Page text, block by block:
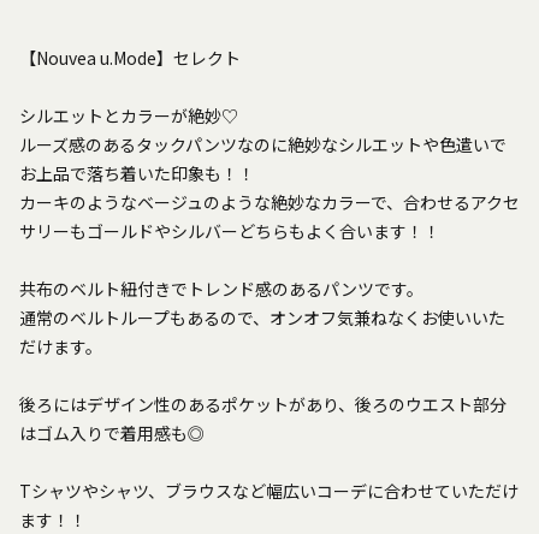
【Nouvea u.Mode】セレクト
シルエットとカラーが絶妙♡
ルーズ感のあるタックパンツなのに絶妙なシルエットや色遣いで
お上品で落ち着いた印象も！！
カーキのようなベージュのような絶妙なカラーで、合わせるアクセ
サリーもゴールドやシルバーどちらもよく合います！！
共布のベルト紐付きでトレンド感のあるパンツです。
通常のベルトループもあるので、オンオフ気兼ねなくお使いいた
だけます。
後ろにはデザイン性のあるポケットがあり、後ろのウエスト部分
はゴム入りで着用感も◎
Tシャツやシャツ、ブラウスなど幅広いコーデに合わせていただけ
ます！！